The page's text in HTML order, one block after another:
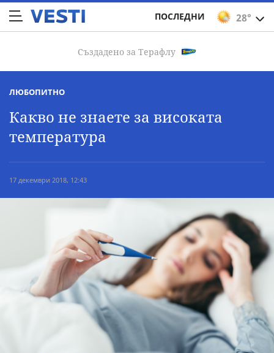
28°
ПОСЛЕДНИ
Създадено за Терафлу
ЛЮБОПИТНО
Какво не знаете за високата
температура
17 декември 2018, 12:43